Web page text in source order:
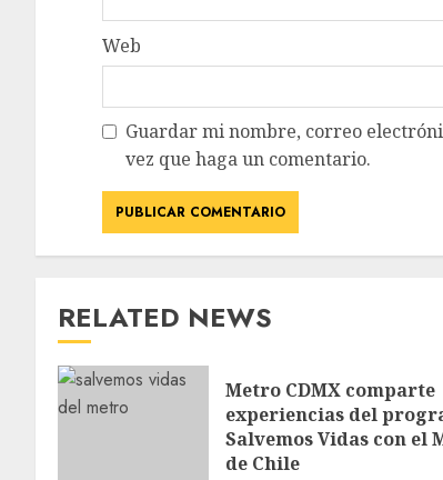
Web
Guardar mi nombre, correo
vez que haga un comentario.
RELATED NEWS
Metro CDMX comparte
experiencias del
Salvemos Vidas con el
de Chile